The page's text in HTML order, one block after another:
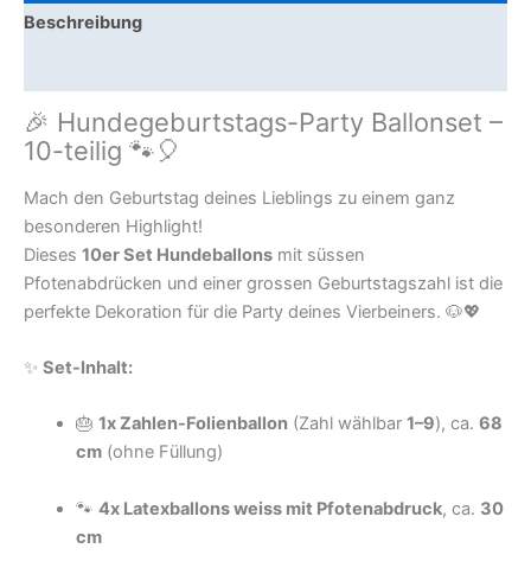
Beschreibung
🎉 Hundegeburtstags-Party Ballonset –
10-teilig 🐾🎈
Mach den Geburtstag deines Lieblings zu einem ganz
besonderen Highlight!
Dieses 10er Set Hundeballons mit süssen
Pfotenabdrücken und einer grossen Geburtstagszahl ist die
perfekte Dekoration für die Party deines Vierbeiners. 🐶💖
✨ Set-Inhalt:
🎂 1x Zahlen-Folienballon(Zahl wählbar 1–9), ca. 68
cm(ohne Füllung)
🐾 4x Latexballons weiss mit Pfotenabdruck, ca. 30
cm